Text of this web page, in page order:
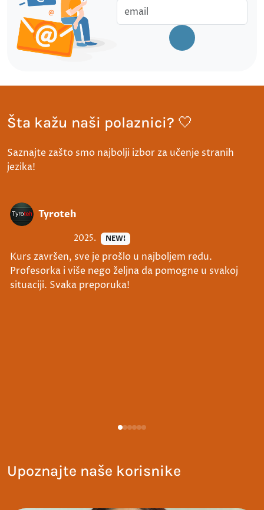
Šta kažu naši polaznici? 🤍
Saznajte zašto smo najbolji izbor za učenje stranih
jezika!
Tyroteh
2025. NEW!
Kurs završen, sve je prošlo u najboljem redu.
Profesorka i više nego željna da pomogne u svakoj
situaciji. Svaka preporuka!
Upoznajte naše korisnike